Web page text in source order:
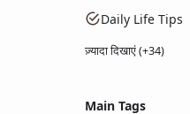
Daily Life Tips
ज़्यादा दिखाएं (+34)
Main Tags